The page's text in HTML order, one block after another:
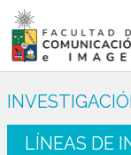
LÍNEAS DE